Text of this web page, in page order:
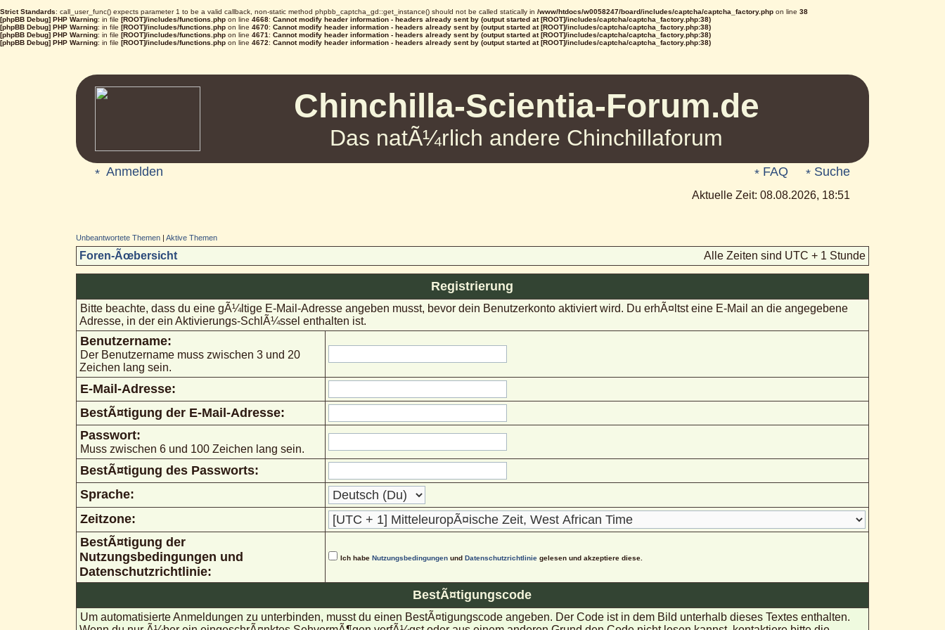
Strict Standards: call_user_func() expects parameter 1 to be a valid callback, non-static method phpbb_captcha_gd::get_instance() should not be called statically in /www/htdocs/w0058247/board/includes/captcha/captcha_factory.php on line 38
[phpBB Debug] PHP Warning: in file [ROOT]/includes/functions.php on line 4668: Cannot modify header information - headers already sent by (output started at [ROOT]/includes/captcha/captcha_factory.php:38)
[phpBB Debug] PHP Warning: in file [ROOT]/includes/functions.php on line 4670: Cannot modify header information - headers already sent by (output started at [ROOT]/includes/captcha/captcha_factory.php:38)
[phpBB Debug] PHP Warning: in file [ROOT]/includes/functions.php on line 4671 : Cannot modify header information - headers already sent by (output started at [ROOT]/includes/captcha/captcha_factory.php:38)
[phpBB Debug] PHP Warning: in file [ROOT]/includes/functions.php on line 4672: Cannot modify header information - headers already sent by (output started at [ROOT]/includes/captcha/captcha_factory.php:38)
Chinchilla-Scientia-Forum.de
Das natÃ¼rlich andere Chinchillaforum
Anmelden FAQ Suche
Aktuelle Zeit: 08.08.2026, 18:51
Unbeantwortete Themen| Aktive Themen
Foren-Ãœbersicht Alle Zeiten sind UTC + 1 Stunde
Registrierung
Bitte beachte, dass du eine gÃ¼ltige E-Mail-Adresse angeben musst, bevor dein Benutzerkonto aktiviert wird. Du erhÃ¤ltst eine E-Mail an die angegebene
Adresse, in der ein Aktivierungs-SchlÃ¼ssel enthalten ist.
Benutzername:
Der Benutzername muss zwischen 3 und 20
Zeichen lang sein.
E-Mail-Adresse:
BestÃ¤tigung der E-Mail-Adresse:
Passwort:
Muss zwischen 6 und 100 Zeichen lang sein.
BestÃ¤tigung des Passworts:
Sprache:
Zeitzone:
BestÃ¤tigung der
Nutzungsbedingungen und
Datenschutzrichtlinie:
Ich habe Nutzungsbedingungenund Datenschutzrichtliniegelesen und akzeptiere diese.
BestÃ¤tigungscode
Um automatisierte Anmeldungen zu unterbinden, musst du einen BestÃ¤tigungscode angeben. Der Code ist in dem Bild unterhalb dieses Textes enthalten.